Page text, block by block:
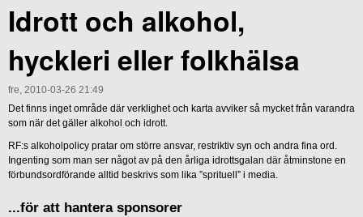
Idrott och alkohol,
hyckleri eller folkhälsa
fre, 2010-03-26 21:49
Det finns inget område där verklighet och karta avviker så mycket från varandra
som när det gäller alkohol och idrott.
RF:s alkoholpolicy pratar om större ansvar, restriktiv syn och andra fina ord.
Ingenting som man ser något av på den årliga idrottsgalan där åtminstone en
förbundsordförande alltid beskrivs som lika ”sprituell” i media.
...för att hantera sponsorer